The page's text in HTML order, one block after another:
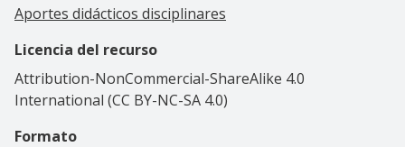
Aportes didácticos disciplinares
Licencia del recurso
Attribution-NonCommercial-ShareAlike 4.0
International (CC BY-NC-SA 4.0)
Formato